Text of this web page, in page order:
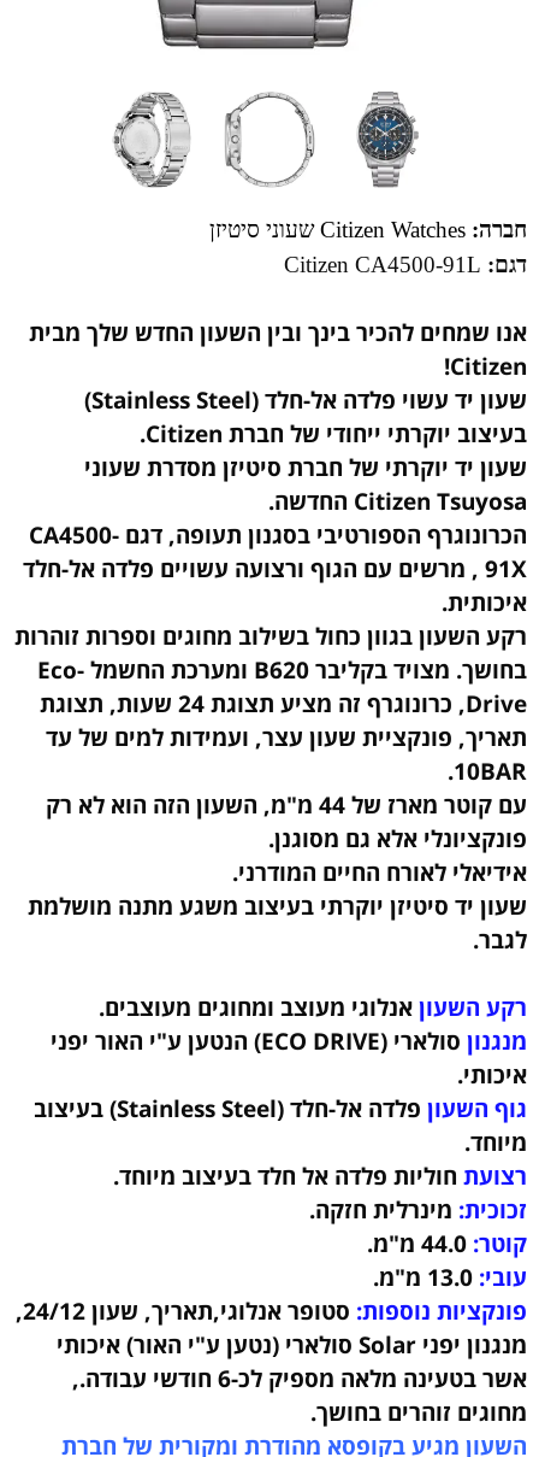
חברה:
דגם: Citizen CA4500-91L
אנו שמחים להכיר בינך ובין השעון החדש שלך מבית
Citizen!
שעון יד עשוי פלדה אל-חלד (Stainless Steel)
בעיצוב יוקרתי ייחודי של חברת Citizen.
שעון יד יוקרתי של חברת סיטיזן מסדרת שעוני
Citizen Tsuyosa החדשה.
הכרונוגרף הספורטיבי בסגנון תעופה, דגם CA4500-
91X , מרשים עם הגוף ורצועה עשויים פלדה אל-חלד
איכותית.
רקע השעון בגוון כחול בשילוב מחוגים וספרות זוהרות
בחושך. מצויד בקליבר B620 ומערכת החשמל Eco-
Drive, כרונוגרף זה מציע תצוגת 24 שעות, תצוגת
תאריך, פונקציית שעון עצר, ועמידות למים של עד
10BAR.
עם קוטר מארז של 44 מ"מ, השעון הזה הוא לא רק
פונקציונלי אלא גם מסוגנן.
אידיאלי לאורח החיים המודרני.
שעון יד סיטיזן יוקרתי בעיצוב משגע מתנה מושלמת
לגבר.
רקע השעוןאנלוגי מעוצב ומחוגים מעוצבים.
מנגנון
סולארי (ECO DRIVE) הנטען ע"י האור יפני
איכותי.
גוף השעון
פלדה אל-חלד (Stainless Steel) בעיצוב
מיוחד.
רצועת חוליות פלדה אל חלדבעיצוב מיוחד.
זכוכית: מינרלית חזקה.
קוטר: 44.0 מ"מ.
עובי: 13.0 מ"מ.
פונקציות נוספות: סטופר אנלוגי,תאריך, שעון 24/12,
מנגנון יפני Solar סולארי (נטען ע"י האור) איכותי
אשר בטעינה מלאה מספיק לכ-6 חודשי עבודה.,
מחוגים זוהרים בחושך.
השעון מגיע בקופסא מהודרת ומקורית של חברת